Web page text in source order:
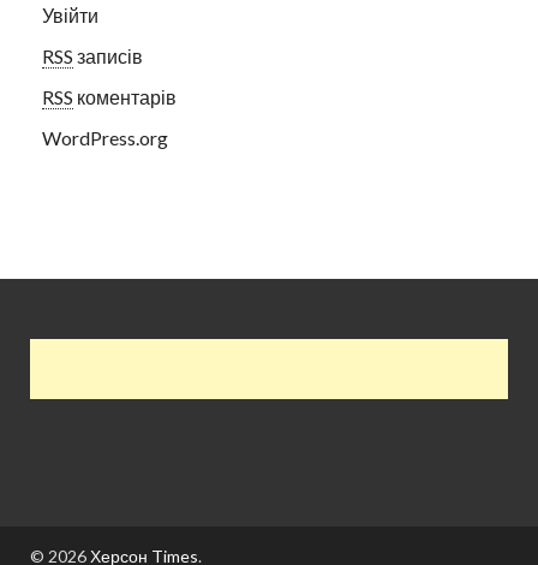
Увійти
RSS записів
RSS коментарів
WordPress.org
© 2026Херсон Times.